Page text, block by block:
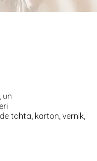
un
tahta, karton, vernik,